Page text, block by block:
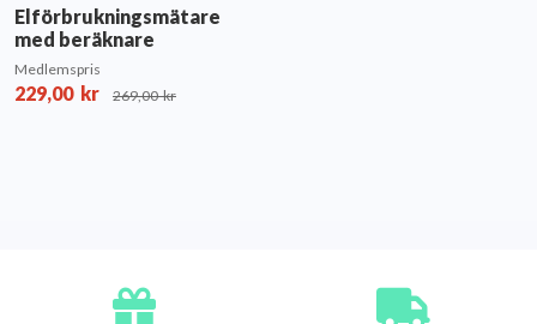
Elförbrukningsmätare
med beräknare
Medlemspris
229,00 kr 269,00kr